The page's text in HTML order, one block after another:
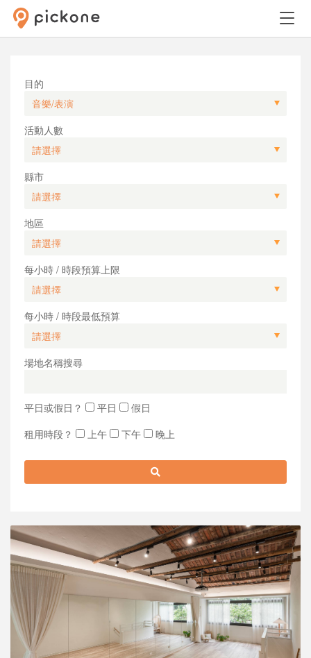
目的
活動人數
縣市
地區
每小時 / 時段預算上限
每小時 / 時段最低預算
場地名稱搜尋
平日或假日？ 平日
假日
租用時段？
上午 下午 晚上